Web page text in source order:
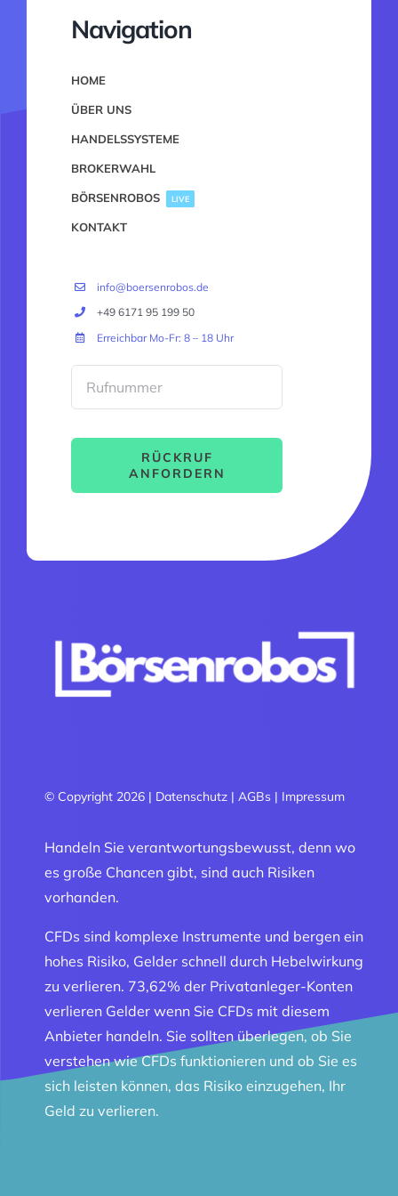
Navigation
HOME
ÜBER UNS
HANDELSSYSTEME
BROKERWAHL
BÖRSENROBOS LIVE
KONTAKT
info@boersenrobos.de
+49 6171 95 199 50
Erreichbar Mo-Fr: 8 – 18 Uhr
RÜCKRUF
ANFORDERN
© Copyright 2026 | Datenschutz | AGBs| Impressum
Handeln Sie verantwortungsbewusst, denn wo
es große Chancen gibt, sind auch Risiken
vorhanden.
CFDs sind komplexe Instrumente und bergen ein
hohes Risiko, Gelder schnell durch Hebelwirkung
zu verlieren. 73,62% der Privatanleger-Konten
verlieren Gelder wenn Sie CFDs mit diesem
Anbieter handeln. Sie sollten überlegen, ob Sie
verstehen wie CFDs funktionieren und ob Sie es
sich leisten können, das Risiko einzugehen, Ihr
Geld zu verlieren.